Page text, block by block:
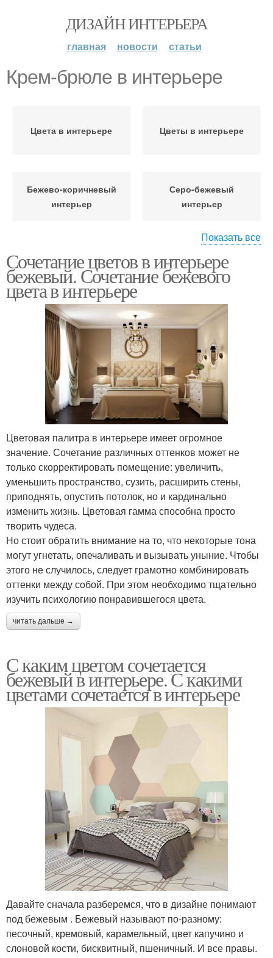
ДИЗАЙН ИНТЕРЬЕРА
главная новости статьи
Крем-брюле в интерьере
Цвета в интерьере Цветы в интерьере
Бежево-коричневый
интерьер
Серо-бежевый
интерьер
интерьер
интерьер
Бежево-желтый
интерьер
Показать все
Сочетание цветов в интерьере
бежевый. Сочетание бежевого
цвета в интерьере
Цветовая палитра в интерьере имеет огромное
значение. Сочетание различных оттенков может не
только скорректировать помещение: увеличить,
уменьшить пространство, сузить, расширить стены,
приподнять, опустить потолок, но и кардинально
изменить жизнь. Цветовая гамма способна просто
творить чудеса.
Но стоит обратить внимание на то, что некоторые тона
могут угнетать, опечаливать и вызывать уныние. Чтобы
этого не случилось, следует грамотно комбинировать
оттенки между собой. При этом необходимо тщательно
изучить психологию понравившегося цвета.
читать дальше →
С каким цветом сочетается
бежевый в интерьере. С какими
цветами сочетается в интерьере
Давайте сначала разберемся, что в дизайне понимают
под бежевым . Бежевый называют по-разному:
песочный, кремовый, карамельный, цвет капучино и
слоновой кости, бисквитный, пшеничный. И все правы.